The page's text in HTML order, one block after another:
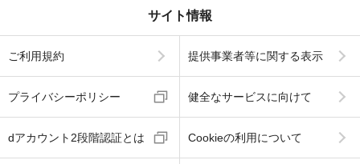
サイト情報
ご利用規約 提供事業者等に関する表示
プライバシーポリシー 健全なサービスに向けて
dアカウント2段階認証とは Cookieの利用について